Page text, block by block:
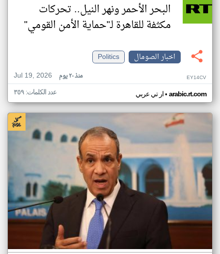
البحر الأحمر ونهر النيل.. تحركات
مكثفة للقاهرة لـ"حماية الأمن القومي"
اخبار الصومال
Politics
Jul 19, 2026
منذ ٢٠ يوم EY14CV
ار تي عربي• arabic.rt.com عدد الكلمات: ٣٥٩